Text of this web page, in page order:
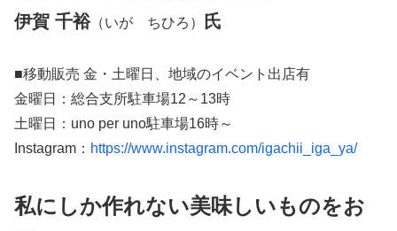
伊賀 千裕（いが ちひろ） 氏
■移動販売 金・土曜日、地域のイベント出店有
金曜日：総合支所駐車場12～13時
土曜日：uno per uno駐車場16時～
Instagram： https://www.instagram.com/igachii_iga_ya/
私にしか作れない美味しいものをお